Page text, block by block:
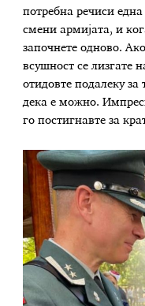
потребна речиси една
смени армијата, и
започнете одново.
всушност се лизгате
отидовте подалеку
дека е можно.
го постигнавте за